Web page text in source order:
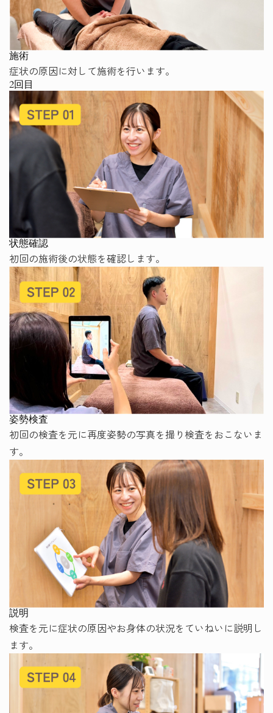
施術
症状の原因に対して施術を行います。
2回目
状態確認
初回の施術後の状態を確認します。
姿勢検査
初回の検査を元に再度姿勢の写真を撮り検査をおこないま
す。
説明
検査を元に症状の原因やお身体の状況をていねいに説明し
ます。